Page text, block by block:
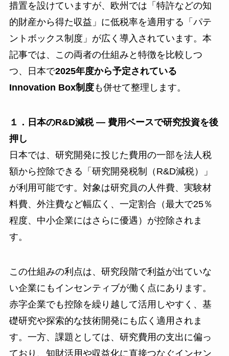
措置を設けていますが、欧州では「特許などの知
的財産から得た収益」に低税率を適用する「パテ
ントボックス制度」が広く導入されています。本
記事では、この両者の仕組みと特徴を比較しつ
つ、日本で2025年度から予定されている
Innovation Box制度も併せて整理します。
１．日本のR&D減税 ― 費用ベースで研究投資を後
押し
日本では、研究開発に投じた費用の一部を法人税
額から控除できる「研究開発税制（R&D減税）」
が利用可能です。対象は研究員の人件費、実験材
料費、外注費など幅広く、一定割合（最大で25％
程度、中小企業にはさらに優遇）が控除されま
す。
この仕組みの利点は、研究段階で利益が出ていな
い企業にもインセンティブが働く点にあります。
赤字企業でも控除を繰り越して活用しやすく、基
礎研究や探索的な技術開発にも広く適用されま
す。一方、課題としては、研究費用の支出に偏っ
ており、知財活用や収益化に直接つなぐインセン